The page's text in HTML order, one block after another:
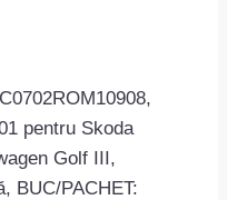
pentru Skoda
Golf III,
BUC/PACHET: